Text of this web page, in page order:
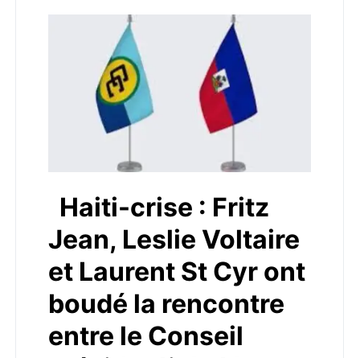
Haiti-crise : Fritz
Jean, Leslie Voltaire
et Laurent St Cyr ont
boudé la rencontre
entre le Conseil